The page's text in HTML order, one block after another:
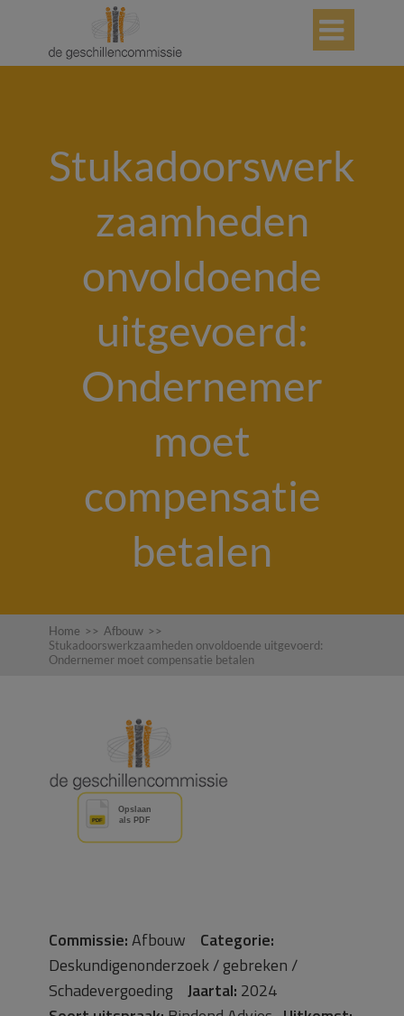

Stukadoorswerk
zaamheden
onvoldoende
uitgevoerd:
Ondernemer
moet
compensatie
betalen
Home >> Afbouw >>
Stukadoorswerkzaamheden onvoldoende uitgevoerd:
Ondernemer moet compensatie betalen
Commissie:Afbouw Categorie:
Deskundigenonderzoek / gebreken /
Schadevergoeding Jaartal: 2024